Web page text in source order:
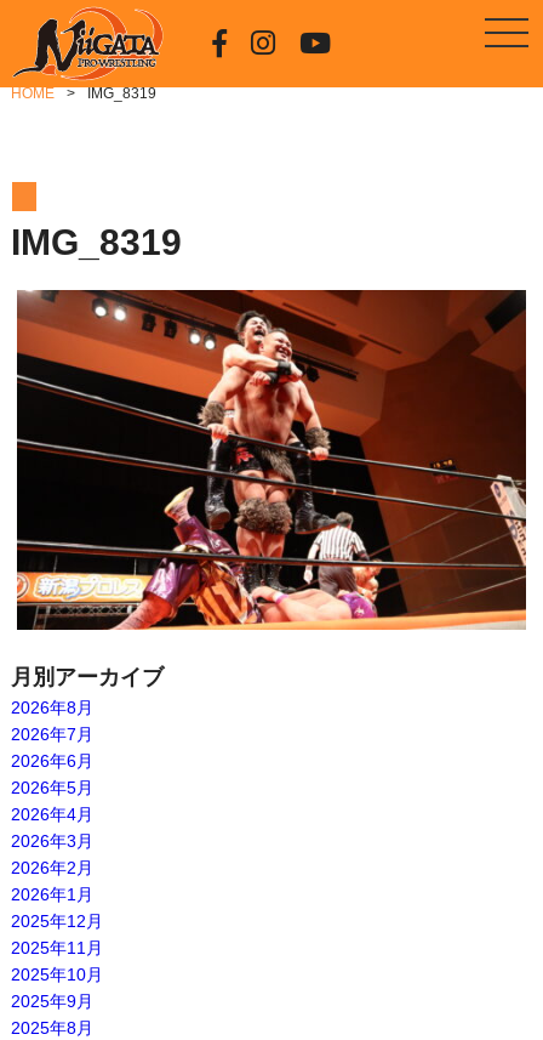
HOME IMG_8319
IMG_8319
月別アーカイブ
2026年8月
2026年7月
2026年6月
2026年5月
2026年4月
2026年3月
2026年2月
2026年1月
2025年12月
2025年11月
2025年10月
2025年9月
2025年8月